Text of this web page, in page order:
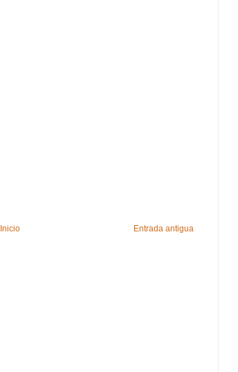
Entrada antigua
Inicio